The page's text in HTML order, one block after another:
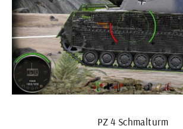
PZ 4 Schmalturm